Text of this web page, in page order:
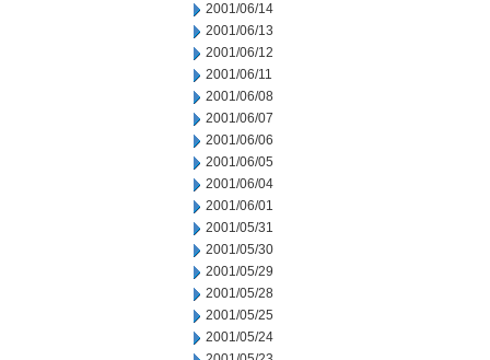
2001/06/14
2001/06/13
2001/06/12
2001/06/11
2001/06/08
2001/06/07
2001/06/06
2001/06/05
2001/06/04
2001/06/01
2001/05/31
2001/05/30
2001/05/29
2001/05/28
2001/05/25
2001/05/24